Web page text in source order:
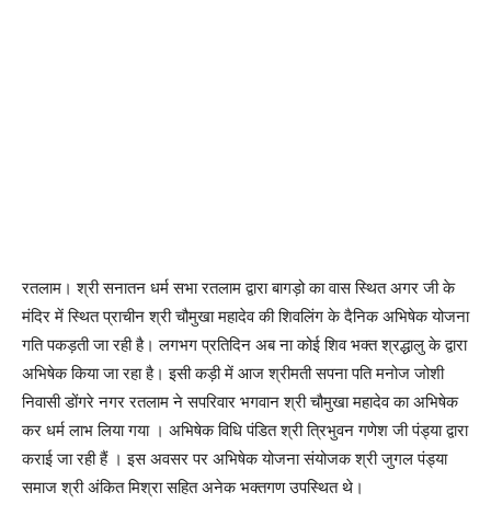
रतलाम। श्री सनातन धर्म सभा रतलाम द्वारा बागड़ो का वास स्थित अगर जी के
मंदिर में स्थित प्राचीन श्री चौमुखा महादेव की शिवलिंग के दैनिक अभिषेक योजना
गति पकड़ती जा रही है। लगभग प्रतिदिन अब ना कोई शिव भक्त श्रद्धालु के द्वारा
अभिषेक किया जा रहा है। इसी कड़ी में आज श्रीमती सपना पति मनोज जोशी
निवासी डोंगरे नगर रतलाम ने सपरिवार भगवान श्री चौमुखा महादेव का अभिषेक
कर धर्म लाभ लिया गया । अभिषेक विधि पंडित श्री त्रिभुवन गणेश जी पंड्या द्वारा
कराई जा रही हैं । इस अवसर पर अभिषेक योजना संयोजक श्री जुगल पंड्या
समाज श्री अंकित मिश्रा सहित अनेक भक्तगण उपस्थित थे।